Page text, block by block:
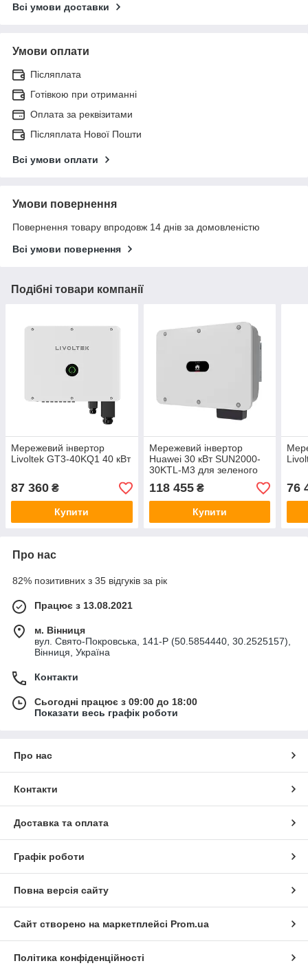
Всі умови доставки
Умови оплати
Післяплата
Готівкою при отриманні
Оплата за реквізитами
Післяплата Нової Пошти
Всі умови оплати
Умови повернення
Повернення товару впродовж 14 днів за домовленістю
Всі умови повернення
Подібні товари компанії
Мережевий інвертор
Livoltek GT3-40KQ1 40 кВт
87 360 ₴
Купити
Мережевий інвертор
Huawei 30 кВт SUN2000-
30KTL-M3 для зеленого
тарифу
118 455₴
Купити
76
Про нас
82% позитивних з 35 відгуків за рік
Працює з 13.08.2021
м. Вінниця
вул. Свято-Покровська, 141-Р (50.5854440, 30.2525157),
Вінниця, Україна
Контакти
Сьогодні працює з 09:00 до 18:00
Показати весь графік роботи
Про нас
Контакти
Доставка та оплата
Графік роботи
Повна версія сайту
Сайт створено на маркетплейсі Prom.ua
Політика конфіденційності